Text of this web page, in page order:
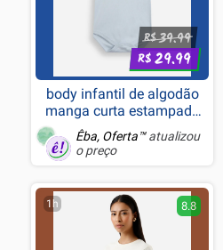
R$39.99
R$29.99
body infantil de algodão
manga curta estampado
azul
Êba, Oferta™atualizou
o preço
1h 8.8